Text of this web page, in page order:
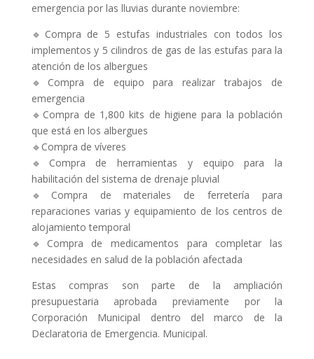
emergencia por las lluvias durante noviembre:
🔹Compra de 5 estufas industriales con todos los
implementos y 5 cilindros de gas de las estufas para la
atención de los albergues
🔹Compra de equipo para realizar trabajos de
emergencia
🔹Compra de 1,800 kits de higiene para la población
que está en los albergues
🔹Compra de víveres
🔹Compra de herramientas y equipo para la
habilitación del sistema de drenaje pluvial
🔹Compra de materiales de ferretería para
reparaciones varias y equipamiento de los centros de
alojamiento temporal
🔹Compra de medicamentos para completar las
necesidades en salud de la población afectada
Estas compras son parte de la ampliación
presupuestaria aprobada previamente por la
Corporación Municipal dentro del marco de la
Declaratoria de Emergencia. Municipal.